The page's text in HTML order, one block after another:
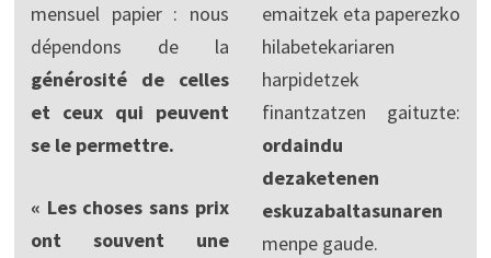
mensuel papier : nous
dépendons de la
générosité de celles
et ceux qui peuvent
se le permettre.
« Les choses sans prix
ont souvent une
emaitzek eta paperezko
hilabetekariaren
harpidetzek
finantzatzen gaituzte:
ordaindu
dezaketenen
eskuzabaltasunaren
menpe gaude.